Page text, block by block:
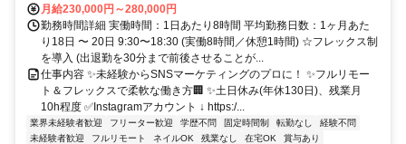
月給230,000円～280,000円
勤務時間詳細 実働時間：1日あたり8時間 平均勤務日数：1ヶ月あた
り18日 〜 20日 9:30〜18:30 (実働8時間／休憩1時間) ☆フレックス制
を導入 (出退勤を30分まで前後させることが...
仕事内容 ✨未経験からSNSマーケティングのプロに！ ✨フルリモー
ト＆フレックスで柔軟な働き方🏢 ✨土日休み(年休130日)、残業月
10h程度 ✅Instagramアカウント ↓ https:/...
業界未経験者歓迎 フリーター歓迎 学歴不問 固定時間制 転勤なし
経験不問
未経験者歓迎
フルリモート ネイルOK 残業なし 在宅OK
賞与あり